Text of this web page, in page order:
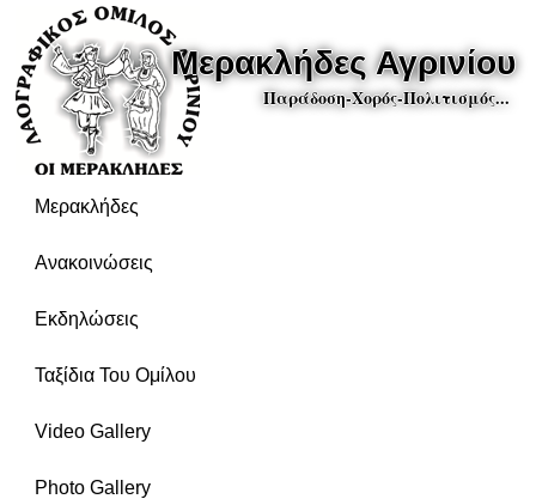
Μερακλήδες Αγρινίου
Παράδοση-Χορός-Πολιτισμός...
Μερακλήδες
Ανακοινώσεις
Εκδηλώσεις
Ταξίδια Του Ομίλου
Video Gallery
Photo Gallery